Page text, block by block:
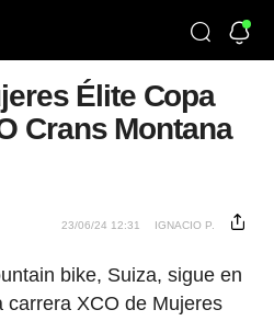
Élite Copa
Crans Montana
23/06/24 12:31 IGNACIO P.
bike, Suiza, sigue en
carrera XCO de Mujeres